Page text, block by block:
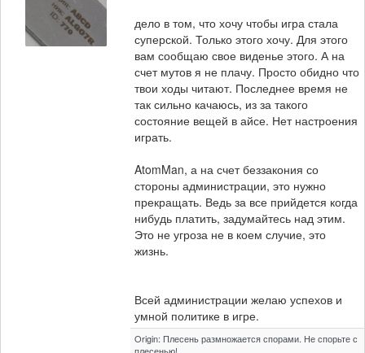
дело в том, что хочу чтобы игра стала
суперской. Только этого хочу. Для этого
вам сообщаю свое виденье этого. А на
счет мутов я не плачу. Просто обидно что
твои ходы читают. Последнее время не
так сильно качаюсь, из за такого
состояние вещей в айсе. Нет настроения
играть.
AtomMan, а на счет беззакония со
стороны администрации, это нужно
прекращать. Ведь за все прийдется когда
нибудь платить, задумайтесь над этим.
Это не угроза не в коем случие, это
жизнь.
Всей администрации желаю успехов и
умной политике в игре.
Origin: Плесень размножается спорами. Не спорьте с